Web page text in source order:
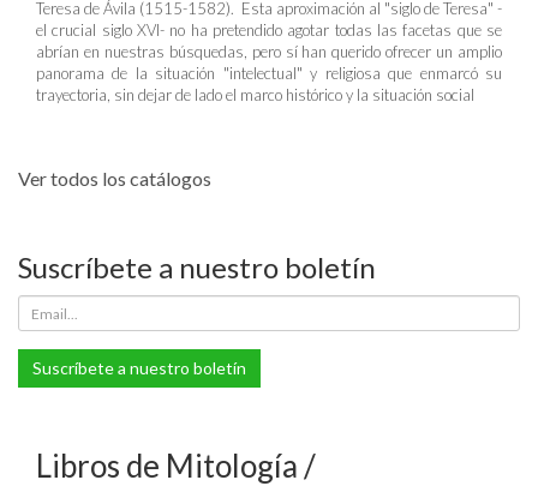
Teresa de Ávila (1515-1582). Esta aproximación al "siglo de Teresa" -
el crucial siglo XVI- no ha pretendido agotar todas las facetas que se
abrían en nuestras búsquedas, pero sí han querido ofrecer un amplio
panorama de la situación "intelectual" y religiosa que enmarcó su
trayectoria, sin dejar de lado el marco histórico y la situación social
Ver todos los catálogos
Suscríbete a nuestro boletín
Suscríbete a nuestro boletín
Libros de Mitología